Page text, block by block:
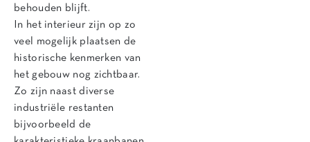
behouden blijft.
In het interieur zijn op zo
veel mogelijk plaatsen de
historische kenmerken van
het gebouw nog zichtbaar.
Zo zijn naast diverse
industriële restanten
bijvoorbeeld de